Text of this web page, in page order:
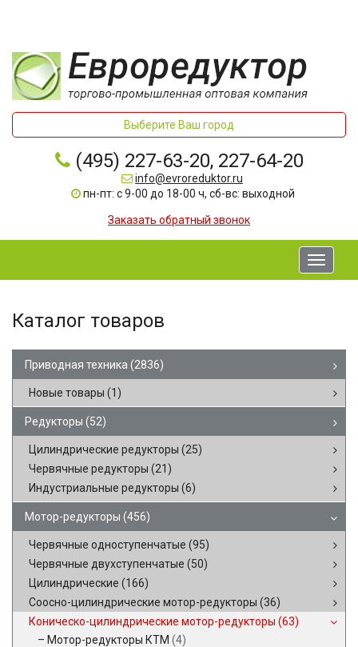
Выберите Ваш город
(495) 227-63-20, 227-64-20
info@evroreduktor.ru
пн-пт: с 9-00 до 18-00 ч, сб-вс: выходной
Заказать обратный звонок
Toggle
Каталог товаров
Приводная техника (2836)
Новые товары (1)
Редукторы (52)
Цилиндрические редукторы (25)
Червячные редукторы (21)
Индустриальные редукторы (6)
Мотор-редукторы (456)
Червячные одноступенчатые (95)
Червячные двухступенчатые (50)
Цилиндрические (166)
Соосно-цилиндрические мотор-редукторы (36)
Коническо-цилиндрические мотор-редукторы (63)
Мотор-редукторы КТМ (4)